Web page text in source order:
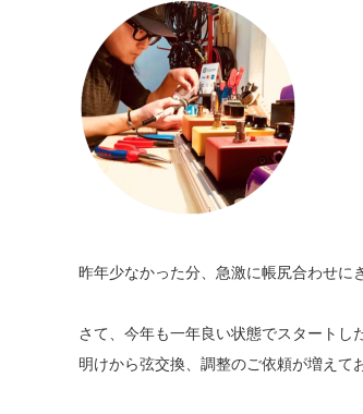
昨年少なかった分、急激に帳尻合わせに
さて、今年も一年良い状態でスタート
明けから弦交換、調整のご依頼が増えて